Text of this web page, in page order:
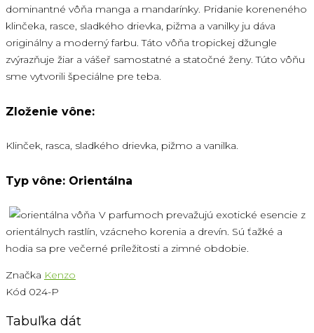
dominantné vôňa manga a mandarínky. Pridanie koreneného
klinčeka, rasce, sladkého drievka, pižma a vanilky ju dáva
originálny a moderný farbu. Táto vôňa tropickej džungle
zvýrazňuje žiar a vášeř samostatné a statočné ženy. Túto vôňu
sme vytvorili špeciálne pre teba.
Zloženie vône:
Klinček, rasca, sladkého drievka, pižmo a vanilka.
Typ vône: Orientálna
V parfumoch prevažujú exotické esencie z
orientálnych rastlín, vzácneho korenia a drevín. Sú ťažké a
hodia sa pre večerné príležitosti a zimné obdobie.
Značka Kenzo
Kód 024-P
Tabuľka dát